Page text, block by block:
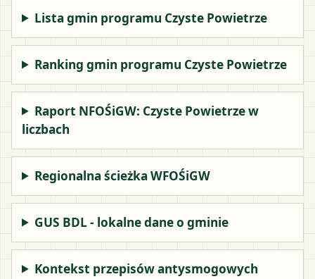
Lista gmin programu Czyste Powietrze
Ranking gmin programu Czyste Powietrze
Raport NFOŚiGW: Czyste Powietrze w
liczbach
Regionalna ścieżka WFOŚiGW
GUS BDL - lokalne dane o gminie
Kontekst przepisów antysmogowych